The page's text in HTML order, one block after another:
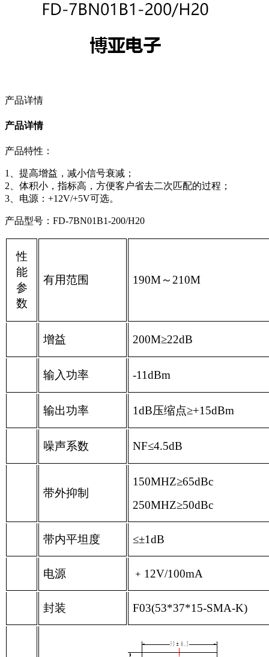
产品详情
产品详情
产品特性：
1、提高增益，减小信号衰减；
2、体积小，指标高，方便客户省去二次匹配的过程；
3、电源：+12V/+5V可选。
产品型号：FD-7BN01B1-200/H20
性
能
参
数
有用范围 190M～210M
增益 200M≥22dB
输入功率 -11dBm
输出功率 1dB压缩点≥+15dBm
噪声系数 NF≤4.5dB
带外抑制
150MHZ≥65dBc
250MHZ≥50dBc
带内平坦度 ≤±1dB
电源 ﹢ 12V/100mA
封装 F03(53*37*15-SMA-K)